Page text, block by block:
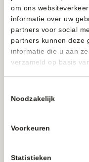
om ons
informatie over uw
partners voor social
partners kunnen deze
informatie die u aan
verzameld op basis
Noodzakelijk
Voorkeuren
Statistieken